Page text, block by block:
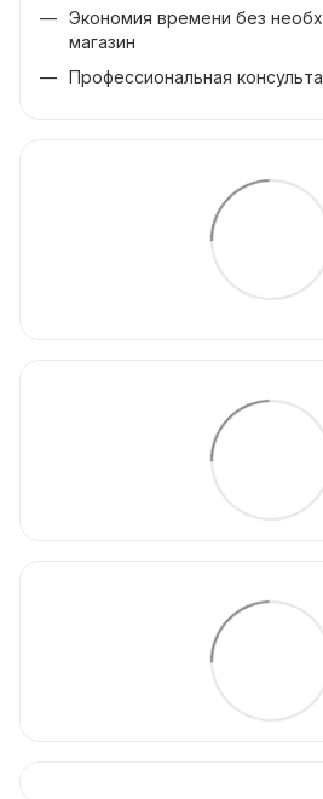
Экономия времени без
магазин
Профессиональная